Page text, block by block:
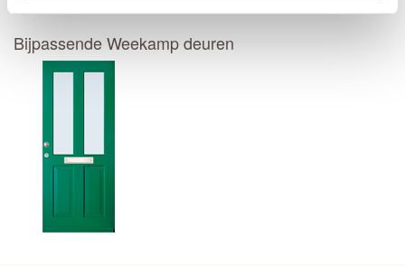
Bijpassende Weekamp deuren